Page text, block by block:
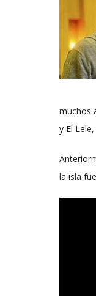
muchos
y El
la isla